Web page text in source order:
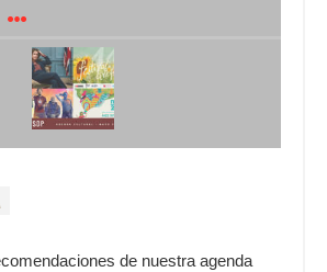
de nuestra agenda